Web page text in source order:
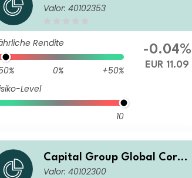
rate Bond Fund (LUX) Z
Valor: 40102353
Rendite
0%
+50%
Level
10
-0.04%
EUR 11.09
Capital Group Global Corpo
rate Bond Fund (LUX) B
Valor: 40102300